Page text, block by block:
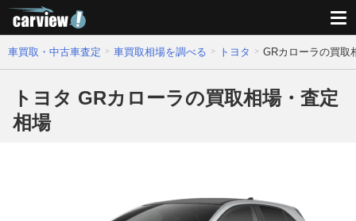
車買取・中古車査定 車買取相場を調べる トヨタ GRカローラの買取
トヨタ GRカローラの買取相場・査定
相場